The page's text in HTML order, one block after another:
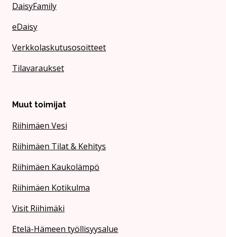
DaisyFamily
eDaisy
Verkkolaskutusosoitteet
Tilavaraukset
Muut toimijat
Riihimäen Vesi
Riihimäen Tilat & Kehitys
Riihimäen Kaukolämpö
Riihimäen Kotikulma
Visit Riihimäki
Etelä-Hämeen työllisyysalue